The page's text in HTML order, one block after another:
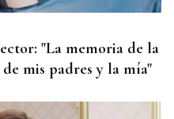
"La memoria de la
mis padres y la mía"